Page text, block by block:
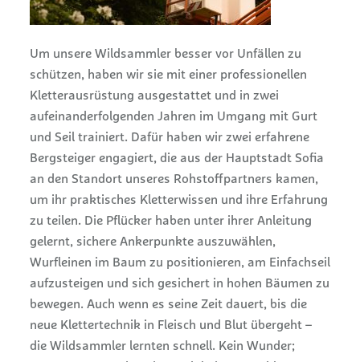
Um unsere Wildsammler besser vor Unfällen zu
schützen, haben wir sie mit einer professionellen
Kletterausrüstung ausgestattet und in zwei
aufeinanderfolgenden Jahren im Umgang mit Gurt
und Seil trainiert. Dafür haben wir zwei erfahrene
Bergsteiger engagiert, die aus der Hauptstadt Sofia
an den Standort unseres Rohstoffpartners kamen,
um ihr praktisches Kletterwissen und ihre Erfahrung
zu teilen. Die Pflücker haben unter ihrer Anleitung
gelernt, sichere Ankerpunkte auszuwählen,
Wurfleinen im Baum zu positionieren, am Einfachseil
aufzusteigen und sich gesichert in hohen Bäumen zu
bewegen. Auch wenn es seine Zeit dauert, bis die
neue Klettertechnik in Fleisch und Blut übergeht –
die Wildsammler lernten schnell. Kein Wunder;